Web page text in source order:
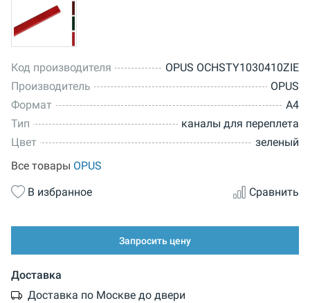
Код производителя
OPUS OCHSTY1030410ZIE
Производитель
OPUS
Формат
A4
Тип
каналы для переплета
Цвет
зеленый
Все товары OPUS
В избранное
Сравнить
Запросить цену
Доставка
Доставка по Москве до двери